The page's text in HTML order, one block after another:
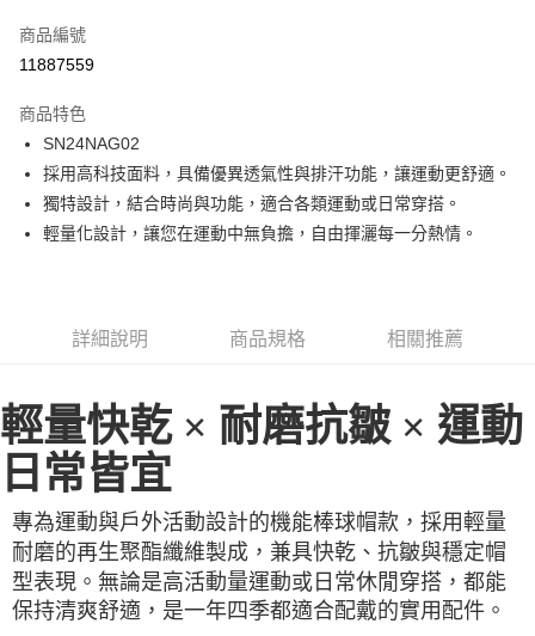
信用卡一次付款
LINE Pay
街口支付
悠遊付
ATM付款
全家超取(2000以上免運)
每筆NT$100，滿NT$2,000(含以上)免運費
一般7-11取貨
每筆NT$100
7-11超取(2000以上免運)
每筆NT$100，滿NT$2,000(含以上)免運費
商品編號
11887559
商品特色
SN24NAG02
採用高科技面料，具備優異透氣性與排汗功能，讓運動更舒適。
獨特設計，結合時尚與功能，適合各類運動或日常穿搭。
輕量化設計，讓您在運動中無負擔，自由揮灑每一分熱情。
詳細說明 商品規格 相關推薦
輕量快乾 × 耐磨抗皺 × 運動
日常皆宜
專為運動與戶外活動設計的機能棒球帽款，採用輕量
耐磨的再生聚酯纖維製成，兼具快乾、抗皺與穩定帽
型表現。無論是高活動量運動或日常休閒穿搭，都能
保持清爽舒適，是一年四季都適合配戴的實用配件。